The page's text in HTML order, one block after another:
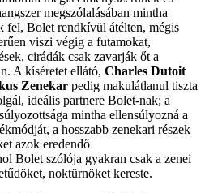
megszólalásában mintha
fel, Bolet rendkívül átélten, mégis
viszi végig a futamokat,
cirádák csak zavarják őt a
A kíséretet ellátó, Charles Dutoit
Zenekar pedig makulátlanul tiszta
ideális partnere Bolet-nak; a
mintha ellensúlyozná a
a hosszabb zenekari részek
azok eredendő
Bolet szólója gyakran csak a zenei
noktürnöket kereste.